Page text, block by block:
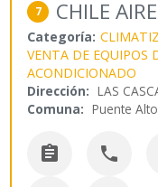
7 CHILE
Categoría:
VENTA DE EQUIPOS
ACONDICIONADO
Dirección: LAS
Comuna: Puente Alto
 